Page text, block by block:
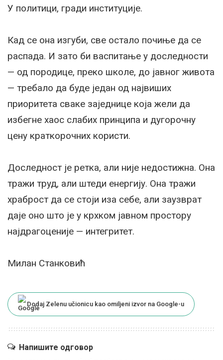
У политици, гради институције.
Кад се она изгуби, све остало почиње да се
распада. И зато би васпитање у доследности
— од породице, преко школе, до јавног живота
— требало да буде један од највиших
приоритета сваке заједнице која жели да
избегне хаос слабих принципа и дугорочну
цену краткорочних користи.
Доследност је ретка, али није недостижна. Она
тражи труд, али штеди енергију. Она тражи
храброст да се стоји иза себе, али заузврат
даје оно што је у крхком јавном простору
најдрагоценије — интегритет.
Милан Станковић
Dodaj Zelenu učionicu kao omiljeni izvor na Google-u
Напишите одговор